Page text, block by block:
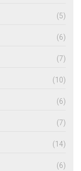
(5)
(6)
(7)
(10)
(6)
(7)
(14)
(6)